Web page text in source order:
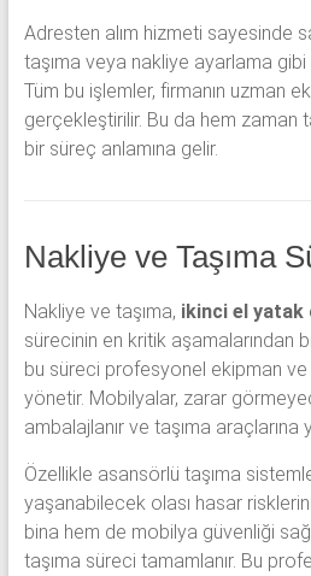
Adresten alım hizmeti sayesinde
taşıma veya nakliye ayarlama
Tüm bu işlemler, firmanın uzman
gerçekleştirilir. Bu da hem zaman
bir süreç anlamına gelir.
Nakliye ve Taşıma
Nakliye ve taşıma, ikinci el yatak
sürecinin en kritik aşamalarından
bu süreci profesyonel ekipman
yönetir. Mobilyalar, zarar
ambalajlanır ve taşıma araçlarına
Özellikle asansörlü taşıma
yaşanabilecek olası hasar
bina hem de mobilya güvenliği
taşıma süreci tamamlanır. Bu